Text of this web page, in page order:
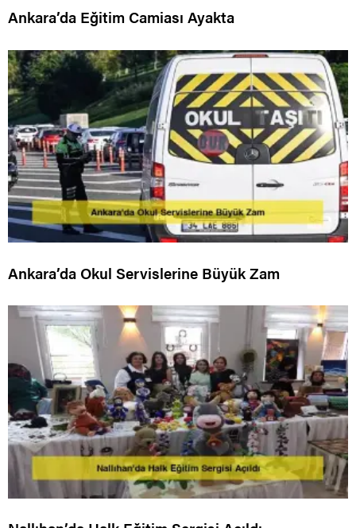
Ankara’da Eğitim Camiası Ayakta
Ankara’da Okul Servislerine Büyük Zam